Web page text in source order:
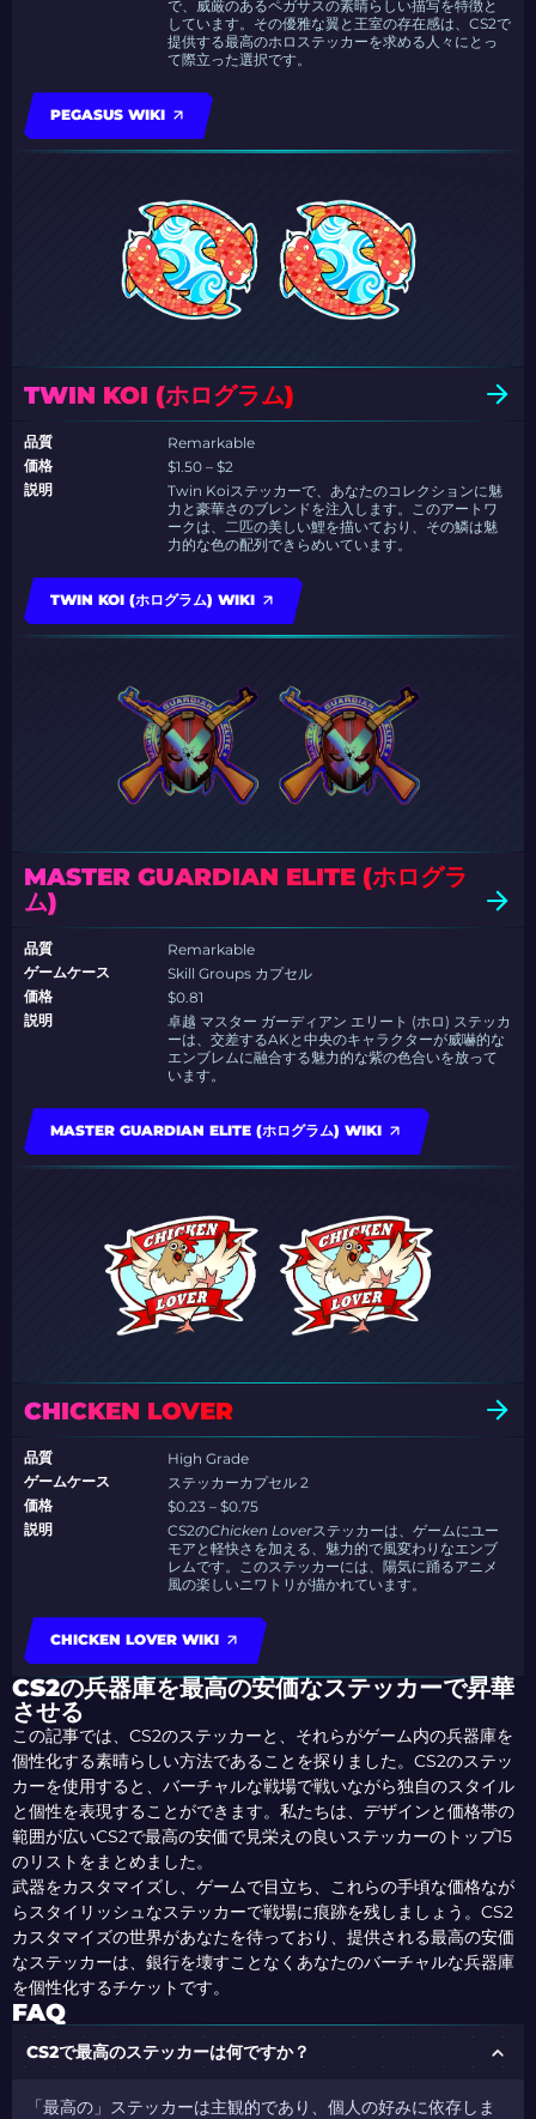
で、威厳のあるペガサスの素晴らしい描写を特徴と
しています。その優雅な翼と王室の存在感は、CS2で
提供する最高のホロステッカーを求める人々にとっ
て際立った選択です。
PEGASUS WIKI
TWIN KOI (ホログラム)
品質
Remarkable
価格
$1.50 – $2
説明
Twin Koiステッカーで、あなたのコレクションに魅
力と豪華さのブレンドを注入します。このアートワ
ークは、二匹の美しい鯉を描いており、その鱗は魅
力的な色の配列できらめいています。
TWIN KOI (ホログラム) WIKI
MASTER GUARDIAN ELITE (ホログラ
ム)
品質
Remarkable
ゲームケース
Skill Groups カプセル
価格
$0.81
説明
卓越 マスター ガーディアン エリート (ホロ) ステッカ
ーは、交差するAKと中央のキャラクターが威嚇的な
エンブレムに融合する魅力的な紫の色合いを放って
います。
MASTER GUARDIAN ELITE (ホログラム) WIKI
CHICKEN LOVER
品質
High Grade
ゲームケース
ステッカーカプセル 2
価格
$0.23 – $0.75
説明
CS2のChicken Loverステッカーは、ゲームにユー
モアと軽快さを加える、魅力的で風変わりなエンブ
レムです。このステッカーには、陽気に踊るアニメ
風の楽しいニワトリが描かれています。
CHICKEN LOVER WIKI
CS2の兵器庫を最高の安価なステッカーで昇華
させる
この記事では、CS2のステッカーと、それらがゲーム内の兵器庫を
個性化する素晴らしい方法であることを探りました。CS2のステッ
カーを使用すると、バーチャルな戦場で戦いながら独自のスタイル
と個性を表現することができます。私たちは、デザインと価格帯の
範囲が広いCS2で最高の安価で見栄えの良いステッカーのトップ15
のリストをまとめました。
武器をカスタマイズし、ゲームで目立ち、これらの手頃な価格なが
らスタイリッシュなステッカーで戦場に痕跡を残しましょう。CS2
カスタマイズの世界があなたを待っており、提供される最高の安価
なステッカーは、銀行を壊すことなくあなたのバーチャルな兵器庫
を個性化するチケットです。
FAQ
CS2で最高のステッカーは何ですか？
「最高の」ステッカーは主観的であり、個人の好みに依存しま